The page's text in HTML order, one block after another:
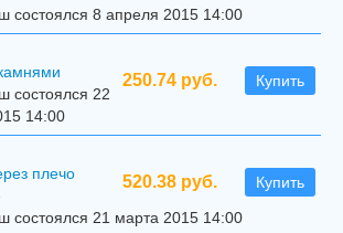
состоялся 8 апреля 2015 14:00
250.74 руб. Купить
состоялся 22
14:00
520.38 руб. Купить
плечо
состоялся 21 марта 2015 14:00